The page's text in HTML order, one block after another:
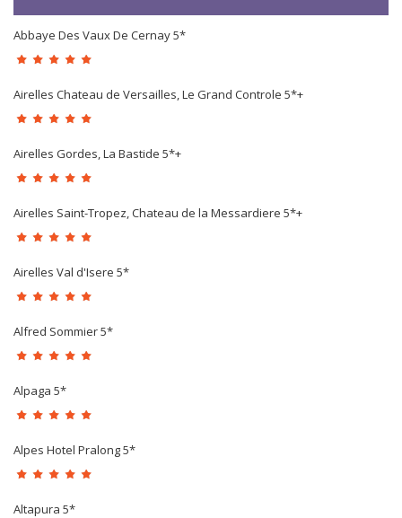
Abbaye Des Vaux De Cernay 5*
Airelles Chateau de Versailles, Le Grand Controle 5*+
Airelles Gordes, La Bastide 5*+
Airelles Saint-Tropez, Chateau de la Messardiere 5*+
Airelles Val d'Isere 5*
Alfred Sommier 5*
Alpaga 5*
Alpes Hotel Pralong 5*
Altapura 5*